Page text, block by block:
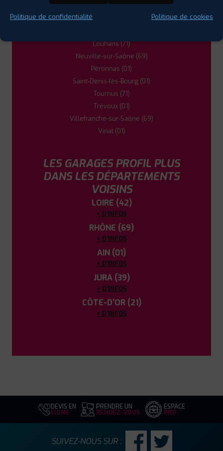
BALANOD
0384440422
GENAY
725 RUE DES JONCHERES69730 GENAY
PROFIL PLUSLOUHANS
73 RUE DU JURA71500 LOUHANS
Charnay-lès-Mâcon (71)
Louhans (71)
Neuville-sur-Saône (69)
Péronnas (01)
Saint-Denis-lès-Bourg (01)
Tournus (71)
Trévoux (01)
Villefranche-sur-Saône (69)
Viriat (01)
LES GARAGES PROFIL PLUS
DANS LES DÉPARTEMENTS
VOISINS
LOIRE (42)
+ D'INFOS
RHÔNE (69)
+ D'INFOS
AIN (01)
+ D'INFOS
JURA (39)
+ D'INFOS
CÔTE-D'OR (21)
+ D'INFOS
DEVIS EN
LIGNE
PRENDRE UN
RENDEZ-VOUS
ESPACE
PRO
SUIVEZ-NOUS SUR :
Politique de confidentialité Politique de cookies